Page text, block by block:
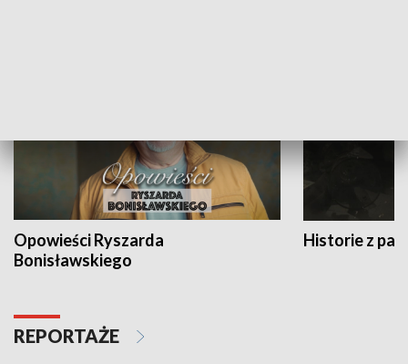
Opowieści Ryszarda
Bonisławskiego
Historie z
REPORTAŻE